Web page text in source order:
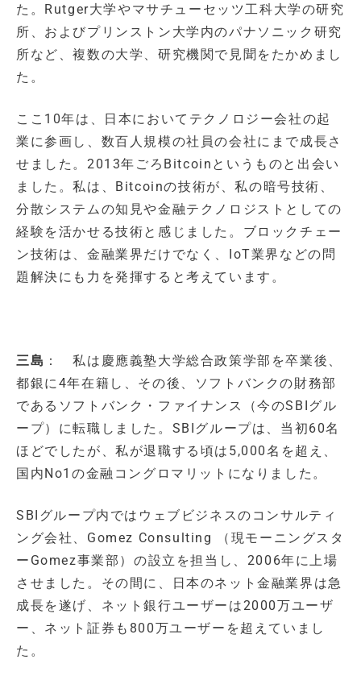
た。Rutger大学やマサチューセッツ工科大学の研究
所、およびプリンストン大学内のパナソニック研究
所など、複数の大学、研究機関で見聞をたかめまし
た。
ここ10年は、日本においてテクノロジー会社の起
業に参画し、数百人規模の社員の会社にまで成長さ
せました。2013年ごろBitcoinというものと出会い
ました。私は、Bitcoinの技術が、私の暗号技術、
分散システムの知見や金融テクノロジストとしての
経験を活かせる技術と感じました。ブロックチェー
ン技術は、金融業界だけでなく、IoT業界などの問
題解決にも力を発揮すると考えています。
三島 ： 私は慶應義塾大学総合政策学部を卒業後、
都銀に4年在籍し、その後、ソフトバンクの財務部
であるソフトバンク・ファイナンス（今のSBIグル
ープ）に転職しました。SBIグループは、当初60名
ほどでしたが、私が退職する頃は5,000名を超え、
国内No1の金融コングロマリットになりました。
SBIグループ内ではウェブビジネスのコンサルティ
ング会社、Gomez Consulting （現モーニングスタ
ーGomez事業部）の設立を担当し、2006年に上場
させました。その間に、日本のネット金融業界は急
成長を遂げ、ネット銀行ユーザーは2000万ユーザ
ー、ネット証券も800万ユーザーを超えていまし
た。